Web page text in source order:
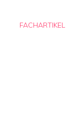
FACHARTIKEL